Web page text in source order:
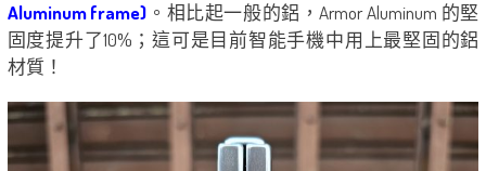
Aluminum frame) 。相比起一般的鋁，Armor Aluminum 的堅
固度提升了10%；這可是目前智能手機中用上最堅固的鋁
材質！